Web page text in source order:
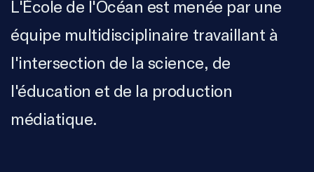
L'École de l'Océan est menée par une
équipe multidisciplinaire travaillant à
l'intersection de la science, de
l'éducation et de la production
médiatique.